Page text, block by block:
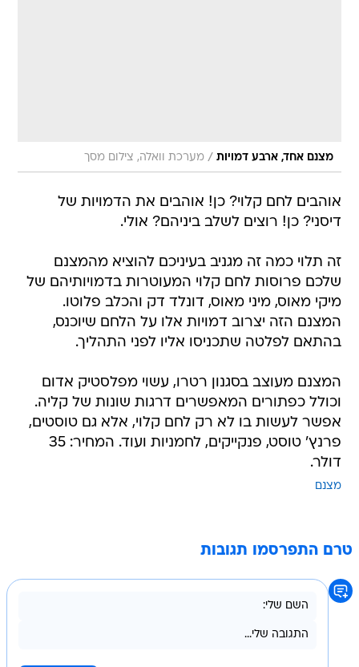
מצנם אחד, ארבע דמויות / מערכת וואלה, צילום מסך
אוהבים לחם קלוי? כן! אוהבים את הדמויות של
דיסני? כן! רוצים לשלב ביניהם? אולי.
זה תלוי כמה זה מגניב בעיניכם להוציא מהמצנם
שלכם פרוסות לחם קלוי המעוטרות בדמויותיהם של
מיקי מאוס, מיני מאוס, דונלד דק והכלב פלוטו.
המצנם הזה יצרוב דמויות אלו על הלחם שיוכנס,
בהתאם לפלטה שתכניסו אליו לפני התהליך.
המצנם מעוצב בסגנון רטרו, עשוי מפלסטיק אדום
וכולל כפתורים המאפשרים דרגות שונות של קליה.
אפשר לעשות בו לא רק לחם קלוי, אלא גם טוסטים,
פרנץ' טוסט, פנקייקים, לחמניות ועוד. המחיר: 35
דולר.
מצנם
טרם התפרסמו תגובות